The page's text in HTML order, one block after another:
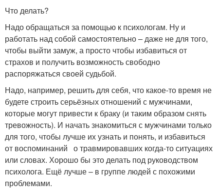
Что делать?
Надо обращаться за помощью к психологам. Ну и
работать над собой самостоятельно – даже не для того,
чтобы выйти замуж, а просто чтобы избавиться от
страхов и получить возможность свободно
распоряжаться своей судьбой.
Надо, например, решить для себя, что какое-то время не
будете строить серьёзных отношений с мужчинами,
которые могут привести к браку (и таким образом снять
тревожность). И начать знакомиться с мужчинами только
для того, чтобы лучше их узнать и понять, и избавиться
от воспоминаний о травмировавших когда-то ситуациях
или словах. Хорошо бы это делать под руководством
психолога. Ещё лучше – в группе людей с похожими
проблемами.